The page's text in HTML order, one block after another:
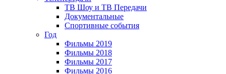
ТВ Шоу и ТВ Передачи
Документальные
Спортивные события
Год
Фильмы 2019
Фильмы 2018
Фильмы 2017
Фильмы 2016